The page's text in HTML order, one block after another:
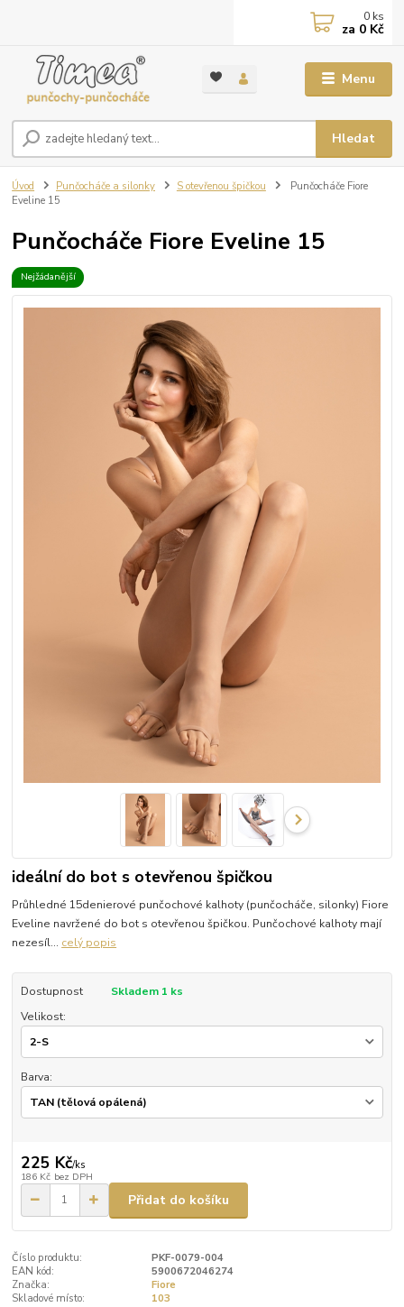
Menu
Hledat
0 ks
za 0 Kč
Úvod Punčocháče a silonky S otevřenou špičkou
Punčocháče Fiore
Eveline 15
Punčocháče Fiore Eveline 15
Nejžádanější
ideální do bot s otevřenou špičkou
Průhledné 15denierové punčochové kalhoty (punčocháče, silonky) Fiore
Eveline navržené do bot s otevřenou špičkou. Punčochové kalhoty mají
nezesíl... celý popis
Dostupnost
Skladem 1 ks
Velikost:
Barva:
225 Kč/ks
186 Kč bez DPH
Přidat do košíku
Číslo produktu:
PKF-0079-004
EAN kód:
5900672046274
Značka:
Fiore
Skladové místo:
103